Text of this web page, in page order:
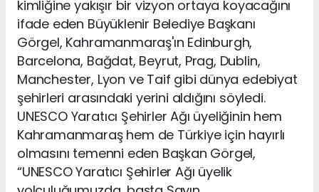
kimliğine yakışır bir vizyon ortaya koyacağını
ifade eden Büyüklenir Belediye Başkanı
Görgel, Kahramanmaraş'ın Edinburgh,
Barcelona, Bağdat, Beyrut, Prag, Dublin,
Manchester, Lyon ve Taif gibi dünya edebiyat
şehirleri arasındaki yerini aldığını söyledi.
UNESCO Yaratıcı Şehirler Ağı üyeliğinin hem
Kahramanmaraş hem de Türkiye için hayırlı
olmasını temenni eden Başkan Görgel,
“UNESCO Yaratıcı Şehirler Ağı üyelik